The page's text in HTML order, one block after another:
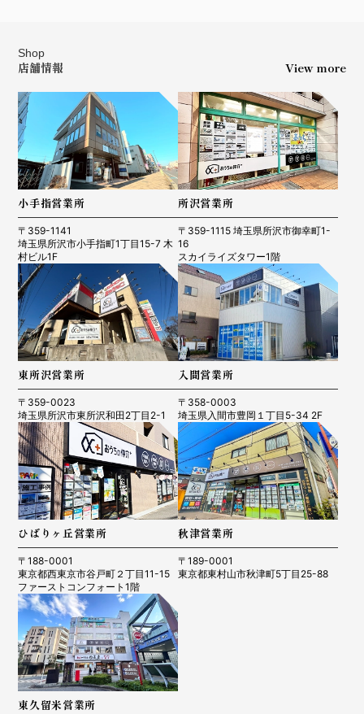
Shop
店舗情報 View more
小手指営業所
〒359-1141
埼玉県所沢市小手指町1丁目15-7 木
村ビル1F
所沢営業所
〒359-1115 埼玉県所沢市御幸町1-
16
スカイライズタワー1階
東所沢営業所
〒359-0023
埼玉県所沢市東所沢和田2丁目2-1
入間営業所
〒358-0003
埼玉県入間市豊岡１丁目5-34 2F
ひばりヶ丘営業所
〒188-0001
東京都西東京市谷戸町２丁目11-15
ファーストコンフォート1階
秋津営業所
〒189-0001
東京都東村山市秋津町5丁目25-88
東久留米営業所